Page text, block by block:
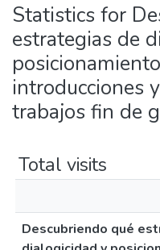
Communities
&
Collections
All of DSpace
Policies
Statistics for
estrategias de
introducciones
trabajos fin de
Total visits
Descubriendo qué